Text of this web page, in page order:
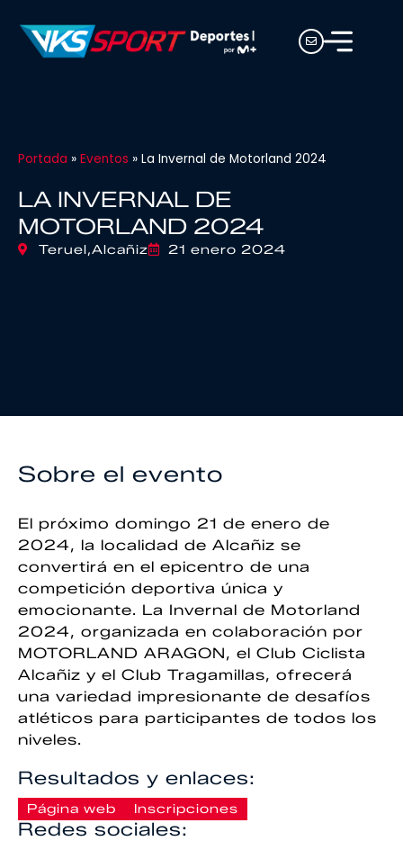
Portada » Eventos » La Invernal de Motorland 2024
LA INVERNAL DE
MOTORLAND 2024
Teruel,Alcañiz 21 enero 2024
Sobre el evento
El próximo domingo 21 de enero de
2024, la localidad de Alcañiz se
convertirá en el epicentro de una
competición deportiva única y
emocionante. La Invernal de Motorland
2024, organizada en colaboración por
MOTORLAND ARAGON, el Club Ciclista
Alcañiz y el Club Tragamillas, ofrecerá
una variedad impresionante de desafíos
atléticos para participantes de todos los
niveles.
Resultados y enlaces:
Página web Inscripciones
Redes sociales: